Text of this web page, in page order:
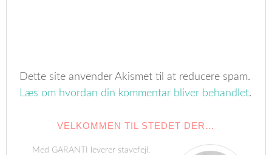
Dette site anvender Akismet til at reducere spam.
Læs om hvordan din kommentar bliver behandlet.
VELKOMMEN TIL STEDET DER…
Med GARANTI leverer stavefejl,